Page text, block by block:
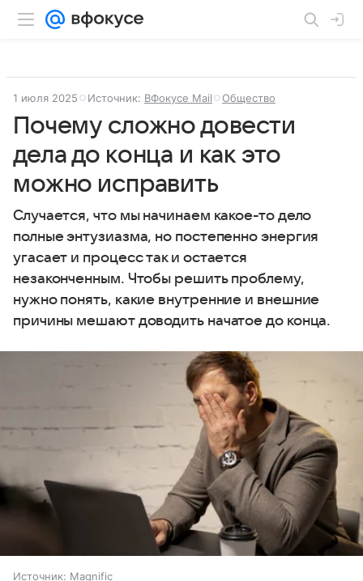
1 июля 2025 Источник: ВФокусе Mail Общество
Почему сложно довести
дела до конца и как это
можно исправить
Случается, что мы начинаем какое-то дело
полные энтузиазма, но постепенно энергия
угасает и процесс так и остается
незаконченным. Чтобы решить проблему,
нужно понять, какие внутренние и внешние
причины мешают доводить начатое до конца.
Источник: Magnific